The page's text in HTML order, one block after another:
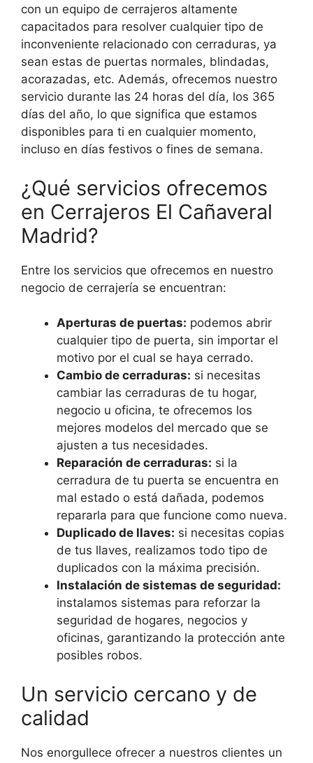
con un equipo de cerrajeros altamente
capacitados para resolver cualquier tipo de
inconveniente relacionado con cerraduras, ya
sean estas de puertas normales, blindadas,
acorazadas, etc. Además, ofrecemos nuestro
servicio durante las 24 horas del día, los 365
días del año, lo que significa que estamos
disponibles para ti en cualquier momento,
incluso en días festivos o fines de semana.
¿Qué servicios ofrecemos
en Cerrajeros El Cañaveral
Madrid?
Entre los servicios que ofrecemos en nuestro
negocio de cerrajería se encuentran:
Aperturas de puertas: podemos abrir
cualquier tipo de puerta, sin importar el
motivo por el cual se haya cerrado.
Cambio de cerraduras: si necesitas
cambiar las cerraduras de tu hogar,
negocio u oficina, te ofrecemos los
mejores modelos del mercado que se
ajusten a tus necesidades.
Reparación de cerraduras: si la
cerradura de tu puerta se encuentra en
mal estado o está dañada, podemos
repararla para que funcione como nueva.
Duplicado de llaves: si necesitas copias
de tus llaves, realizamos todo tipo de
duplicados con la máxima precisión.
Instalación de sistemas de seguridad:
instalamos sistemas para reforzar la
seguridad de hogares, negocios y
oficinas, garantizando la protección ante
posibles robos.
Un servicio cercano y de
calidad
Nos enorgullece ofrecer a nuestros clientes un